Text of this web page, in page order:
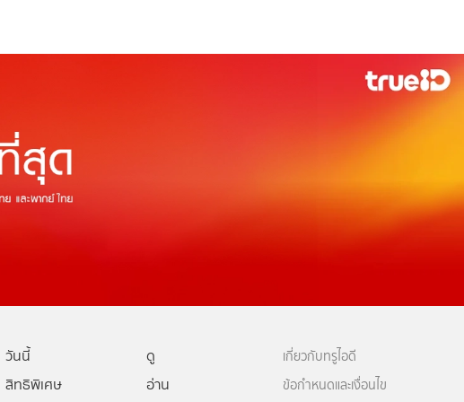
วันนี้
ดู
สิทธิพิเศษ
อ่าน
เกี่ยวกับทรูไอดี
ข้อกำหนดและเงื่อนไข